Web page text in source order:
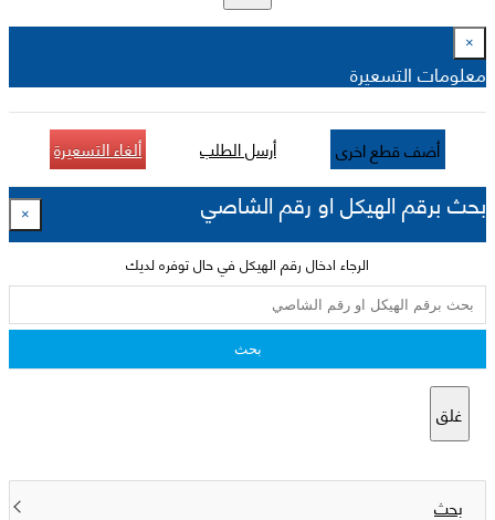
×
معلومات التسعيرة
أضف قطع اخرى أرسل الطلب ألغاء التسعيرة
بحث برقم الهيكل او رقم الشاصي ×
الرجاء ادخال رقم الهيكل في حال توفره لديك
بحث
غلق
بحث